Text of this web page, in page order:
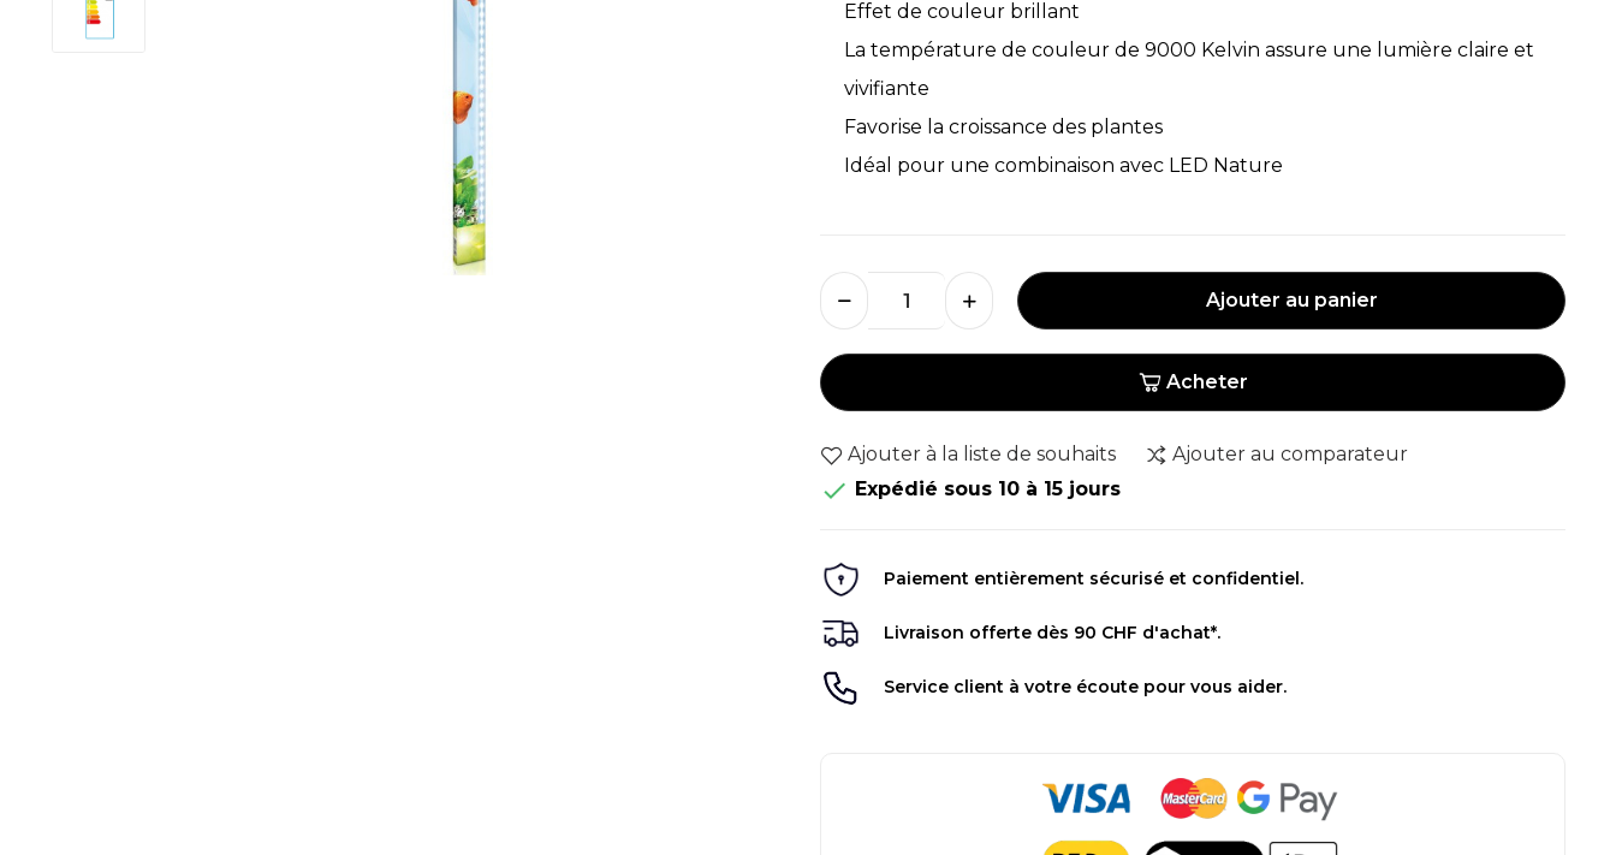
Effet de couleur brillant
La température de couleur de 9000 Kelvin assure une lumière claire et
vivifiante
Favorise la croissance des plantes
Idéal pour une combinaison avec LED Nature
Ajouter au panier
Acheter
Ajouter à la liste de souhaits Ajouter au comparateur
 Expédié sous 10 à 15 jours
Paiement entièrement sécurisé et confidentiel.
Livraison offerte dès 90 CHF d'achat*.
Service client à votre écoute pour vous aider.